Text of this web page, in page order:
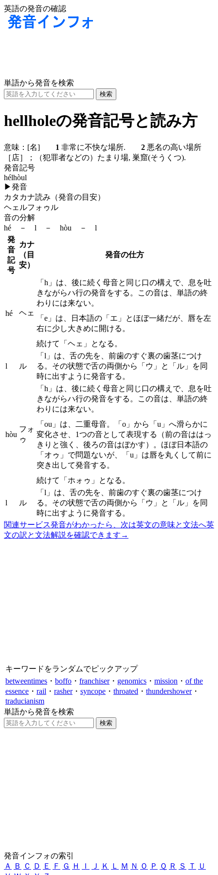
英語の発音の確認
単語から発音を検索
hellholeの発音記号と読み方
意味： [名] 1 非常に不快な場所. 2 悪名の高い場所
［店］；（犯罪者などの）たまり場, 巣窟(そうくつ).
発音記号
hélhòul
▶発音
カタカナ読み（発音の目安）
ヘェルフォゥル
音の分解
hé － l － hòu － l
発
音
記
号
カナ
（目
安）
発音の仕方
hé ヘェ
「h」は、後に続く母音と同じ口の構えで、息を吐
きながらハ行の発音をする。この音は、単語の終
わりには来ない。
「e」は、日本語の「エ」とほぼ一緒だが、唇を左
右に少し大きめに開ける。
続けて「ヘェ」となる。
l ル
「l」は、舌の先を、前歯のすぐ裏の歯茎につけ
る。その状態で舌の両側から「ウ」と「ル」を同
時に出すように発音する。
hòu
フォ
ゥ
「h」は、後に続く母音と同じ口の構えで、息を吐
きながらハ行の発音をする。この音は、単語の終
わりには来ない。
「ou」は、二重母音。「o」から「u」へ滑らかに
変化させ、1つの音として表現する（前の音ははっ
きりと強く、後ろの音はぼかす）。ほぼ日本語の
「オゥ」で問題ないが、「u」は唇を丸くして前に
突き出して発音する。
続けて「ホォゥ」となる。
l ル
「l」は、舌の先を、前歯のすぐ裏の歯茎につけ
る。その状態で舌の両側から「ウ」と「ル」を同
時に出すように発音する。
関連サービス発音がわかったら、次は英文の意味と文法へ英
文の訳と文法解説を確認できます →
キーワードをランダムでピックアップ
betweentimes ・ boffo ・ franchiser・ genomics ・ mission ・ of the
essence ・ rail ・ rasher・ syncope ・ throated ・ thundershower・
traducianism
単語から発音を検索
発音インフォの索引
Ａ
Ｂ Ｃ Ｄ Ｅ Ｆ Ｇ Ｈ Ｉ Ｊ Ｋ Ｌ Ｍ Ｎ Ｏ Ｐ Ｑ Ｒ Ｓ Ｔ
Ｕ